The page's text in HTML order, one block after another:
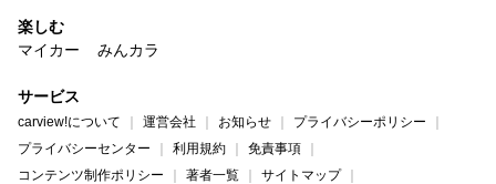
楽しむ
マイカー
みんカラ
サービス
carview!について 運営会社 お知らせ
プライバシーポリシー
プライバシーセンター
利用規約
免責事項
コンテンツ制作ポリシー
著者一覧
サイトマップ